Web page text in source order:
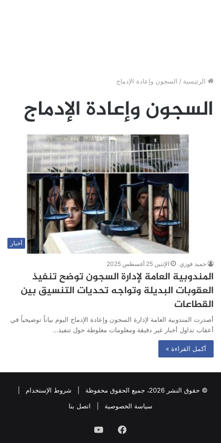
الرئيسية / السجون وإعادة الإدماج
السجون وإعادة الإدماج
أخبار
حميد فوزي الإثنين 25 أغسطس 2025
المندوبية العامة لإدارة السجون توضح تنفيذ
العقوبات البديلة وتواجه تحديات التنسيق بين
القطاعات
أصدرت المندوبية العامة لإدارة السجون وإعادة الإدماج اليوم بياناً توضيحياً في
أعقاب تداول أخبار غير دقيقة ومعلومات مغلوطة حول تنفيذ…
أكمل القراءة »
© حقوق النشر 2026، جميع الحقوق محفوظة | شروط الإستخدام
سياسة الخصوصية
اتصل بنا
فيسبوكيوتيوب